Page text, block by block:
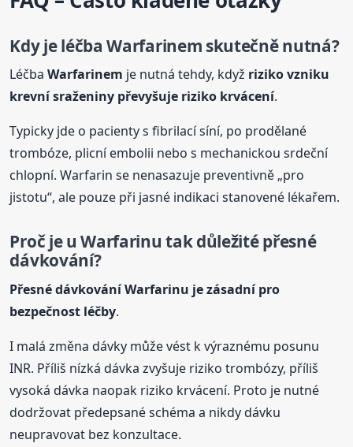
Kdy je léčbaWarfarinem skutečně nutná?
LéčbaWarfarinem je nutná tehdy, když riziko vzniku
krevní sraženiny převyšuje riziko krvácení.
Typicky jde o pacienty s fibrilací síní, po prodělané
trombóze, plicní embolii nebo s mechanickou srdeční
chlopní. Warfarin se nenasazuje preventivně „pro
jistotu“, ale pouze při jasné indikaci stanovené lékařem.
Proč je u Warfarinu tak důležité přesné
dávkování?
Přesné dávkování Warfarinu je zásadní pro
bezpečnost léčby.
I malá změna dávky může vést k výraznému posunu
INR. Příliš nízká dávka zvyšuje riziko trombózy, příliš
vysoká dávka naopak riziko krvácení. Proto je nutné
dodržovat předepsané schéma a nikdy dávku
neupravovat bez konzultace.